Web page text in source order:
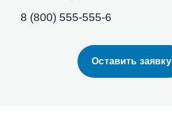
8 (800) 555-555-6
Оставить заявку